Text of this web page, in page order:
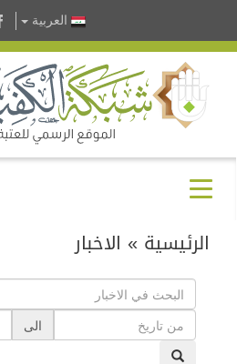
العربية
الرئيسية » الاخبار
الى